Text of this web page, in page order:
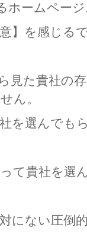
ホームページ
】を感じる
見た貴社の
ん。
を選んでも
て貴社を選
にない圧倒